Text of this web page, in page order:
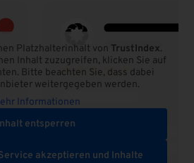
Platzhalterinhalt von TrustIndex.
Inhalt zuzugreifen, klicken Sie auf
Bitte beachten Sie, dass dabei
weitergegeben werden.
Informationen
entsperren
akzeptieren und Inhalte